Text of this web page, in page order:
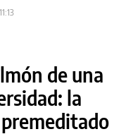
de una
la